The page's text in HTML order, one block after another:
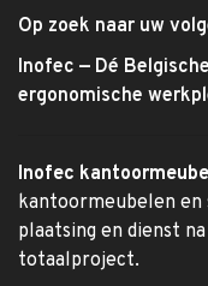
Op zoek naar uw
Inofec — Dé
ergonomische
Inofec
kantoormeubelen
plaatsing en dienst
totaalproject.